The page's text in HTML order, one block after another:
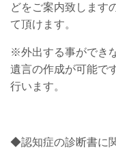
どをご案内致します
て頂けます。
※外出する事ができ
遺言の作成が可能で
行います。
◆認知症の診断書に